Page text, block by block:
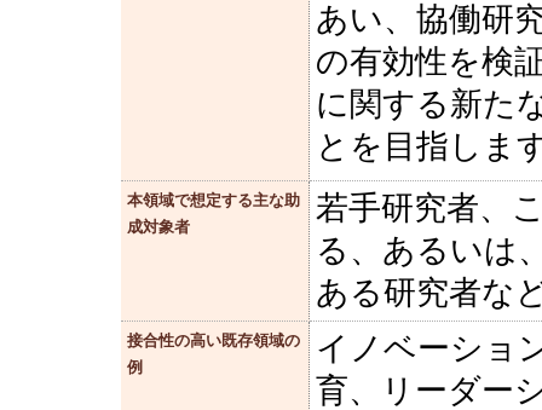
あい、協働研
の有効性を検
に関する新た
とを目指しま
本領域で想定する主な助
成対象者
若手研究者、
る、あるいは
ある研究者な
接合性の高い既存領域の
例
イノベーショ
育、リーダー